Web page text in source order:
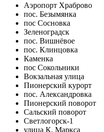
Аэропорт Храброво
пос. Безымянка
пос Сосновка
Зеленоградск
пос. Вишнёвое
пос. Клинцовка
Каменка
пос Сокольники
Вокзальная улица
Пионерский курорт
пос. Александровка
Пионерский поворот
Сальский поворот
Светлогорск-1
улица К. Маркса